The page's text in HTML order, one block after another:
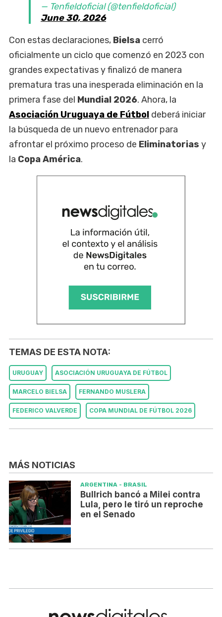
— Tenfieldoficial (@tenfieldoficial)
June 30, 2026
Con estas declaraciones, Bielsa cerró
oficialmente un ciclo que comenzó en 2023 con
grandes expectativas y finalizó de manera
prematura tras una inesperada eliminación en la
primera fase del Mundial 2026. Ahora, la
Asociación Uruguaya de Fútbol deberá iniciar
la búsqueda de un nuevo entrenador para
afrontar el próximo proceso de Eliminatorias y
la Copa América.
TEMAS DE ESTA NOTA:
URUGUAY ASOCIACIÓN URUGUAYA DE FÚTBOL
MARCELO BIELSA FERNANDO MUSLERA
FEDERICO VALVERDE COPA MUNDIAL DE FÚTBOL 2026
MÁS NOTICIAS
ARGENTINA - BRASIL
Bullrich bancó a Milei contra
Lula, pero le tiró un reproche
en el Senado